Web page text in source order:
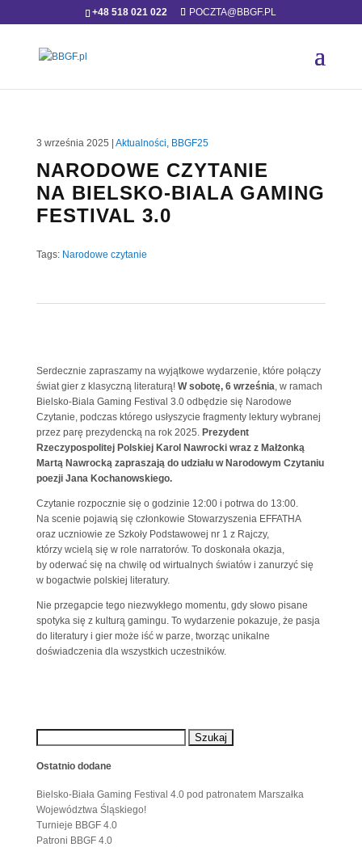
+48 518 021 022 POCZTA@BBGF.PL
3 września 2025 Aktualności, BBGF25
NARODOWE CZYTANIE
NA BIELSKO-BIALA GAMING
FESTIVAL 3.0
Tags: Narodowe czytanie
Serdecznie zapraszamy na wyjątkowe wydarzenie, które połączy
świat gier z klasyczną literaturą! W sobotę, 6 września, w ramach
Bielsko-Biala Gaming Festival 3.0 odbędzie się Narodowe
Czytanie, podczas którego usłyszycie fragmenty lektury wybranej
przez parę prezydencką na rok 2025. Prezydent
Rzeczypospolitej Polskiej Karol Nawrocki wraz z Małżonką
Martą Nawrocką zapraszają do udziału w Narodowym Czytaniu
poezji Jana Kochanowskiego.
Czytanie rozpocznie się o godzinie 12:00 i potrwa do 13:00.
Na scenie pojawią się członkowie Stowarzyszenia EFFATHA
oraz uczniowie ze Szkoły Podstawowej nr 1 z Rajczy,
którzy wcielą się w role narratorów. To doskonała okazja,
by oderwać się na chwilę od wirtualnych światów i zanurzyć się
w bogactwie polskiej literatury.
Nie przegapcie tego niezwykłego momentu, gdy słowo pisane
spotyka się z kulturą gamingu. To wydarzenie pokazuje, że pasja
do literatury i gier może iść w parze, tworząc unikalne
doświadczenia dla wszystkich uczestników.
Ostatnio dodane
Bielsko-Biała Gaming Festival 4.0 pod patronatem Marszałka
Województwa Śląskiego!
Turnieje BBGF 4.0
Patroni BBGF 4.0